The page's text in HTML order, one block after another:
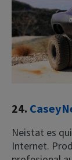
24.
Neistat es
Internet.
This
This website
experience.
consent to all